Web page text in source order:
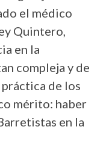
el médico
Quintero,
en la
compleja y de
de los
mérito: haber
en la